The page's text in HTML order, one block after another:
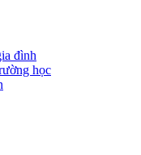
đình
học